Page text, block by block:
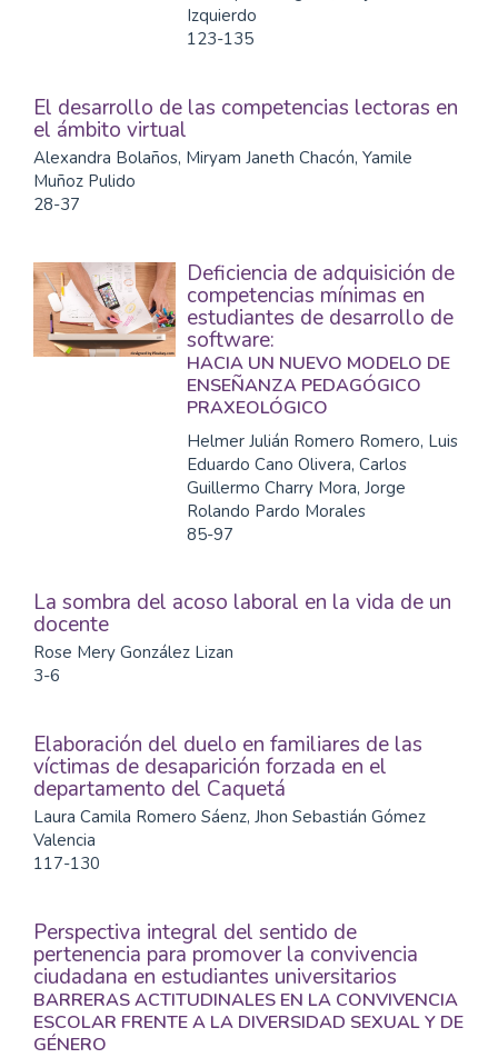
Izquierdo
123-135
El desarrollo de las competencias lectoras en
el ámbito virtual
Alexandra Bolaños, Miryam Janeth Chacón, Yamile
Muñoz Pulido
28-37
Deficiencia de adquisición de
competencias mínimas en
estudiantes de desarrollo de
software:
HACIA UN NUEVO MODELO DE
ENSEÑANZA PEDAGÓGICO
PRAXEOLÓGICO
Helmer Julián Romero Romero, Luis
Eduardo Cano Olivera, Carlos
Guillermo Charry Mora, Jorge
Rolando Pardo Morales
85-97
La sombra del acoso laboral en la vida de un
docente
Rose Mery González Lizan
3-6
Elaboración del duelo en familiares de las
víctimas de desaparición forzada en el
departamento del Caquetá
Laura Camila Romero Sáenz, Jhon Sebastián Gómez
Valencia
117-130
Perspectiva integral del sentido de
pertenencia para promover la convivencia
ciudadana en estudiantes universitarios
BARRERAS ACTITUDINALES EN LA CONVIVENCIA
ESCOLAR FRENTE A LA DIVERSIDAD SEXUAL Y DE
GÉNERO